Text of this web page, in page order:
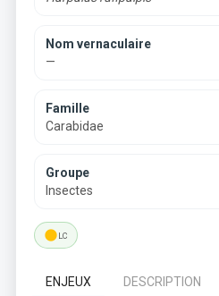
Nom vernaculaire
—
Famille
Carabidae
Groupe
Insectes
lensLC
ENJEUX DESCRIPTION